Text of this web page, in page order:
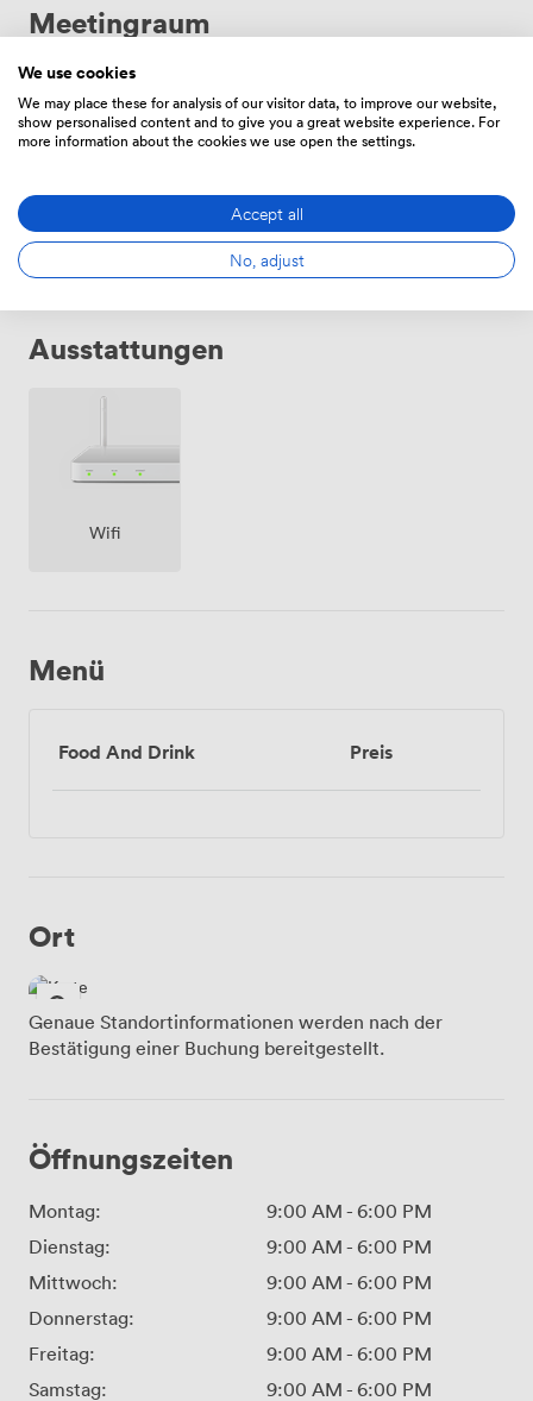
Atmosphäre fortsetzen oder neue Kontakte knüpfen.
Minuten mit dem Auto - ideal für Teilnehmer aus der
Metropolregion. Kostenfreie Parkplätze stehen direkt
am Haus zur Verfügung, auch eine Ladestation für
passen unsere Räume an Ihre Bedürfnisse an. Auch
Hochzeiten und Familienfeiern richten wir aus, wobei
die persönliche Note unseres Familienbetriebs
Rödermark ermöglicht fokussiertes Arbeiten, während
Frankfurt schnell erreichbar bleibt.
Meetingraum
Hesser·Von 18 zu 80 den Menschen
224
Wählen Sie
Ausstattungen
Wifi
Menü
Food And Drink Preis
Ort
Genaue Standortinformationen werden nach der
Bestätigung einer Buchung bereitgestellt.
Öffnungszeiten
Montag: 9:00 AM - 6:00 PM
Dienstag:
9:00 AM - 6:00 PM
Mittwoch:
9:00 AM - 6:00 PM
Donnerstag:
9:00 AM - 6:00 PM
Freitag:
9:00 AM - 6:00 PM
Samstag:
9:00 AM - 6:00 PM
We use cookies
We may place these for analysis of our visitor data, to improve our website,
show personalised content and to give you a great website experience. For
more information about the cookies we use open the settings.
Accept all
No, adjust